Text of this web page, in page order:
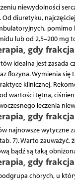
niewydolności
diuretyku,
pomimo
lub od 2,5–200 mg
gdy
idealna jest zasada
flozyna. Wymienia się
klinicznej.
wartości tętna,
leczenia
gdy
najnowsze wytyczne
7). Warto zauważyć,
bądź są taką
gdy
chorych, u